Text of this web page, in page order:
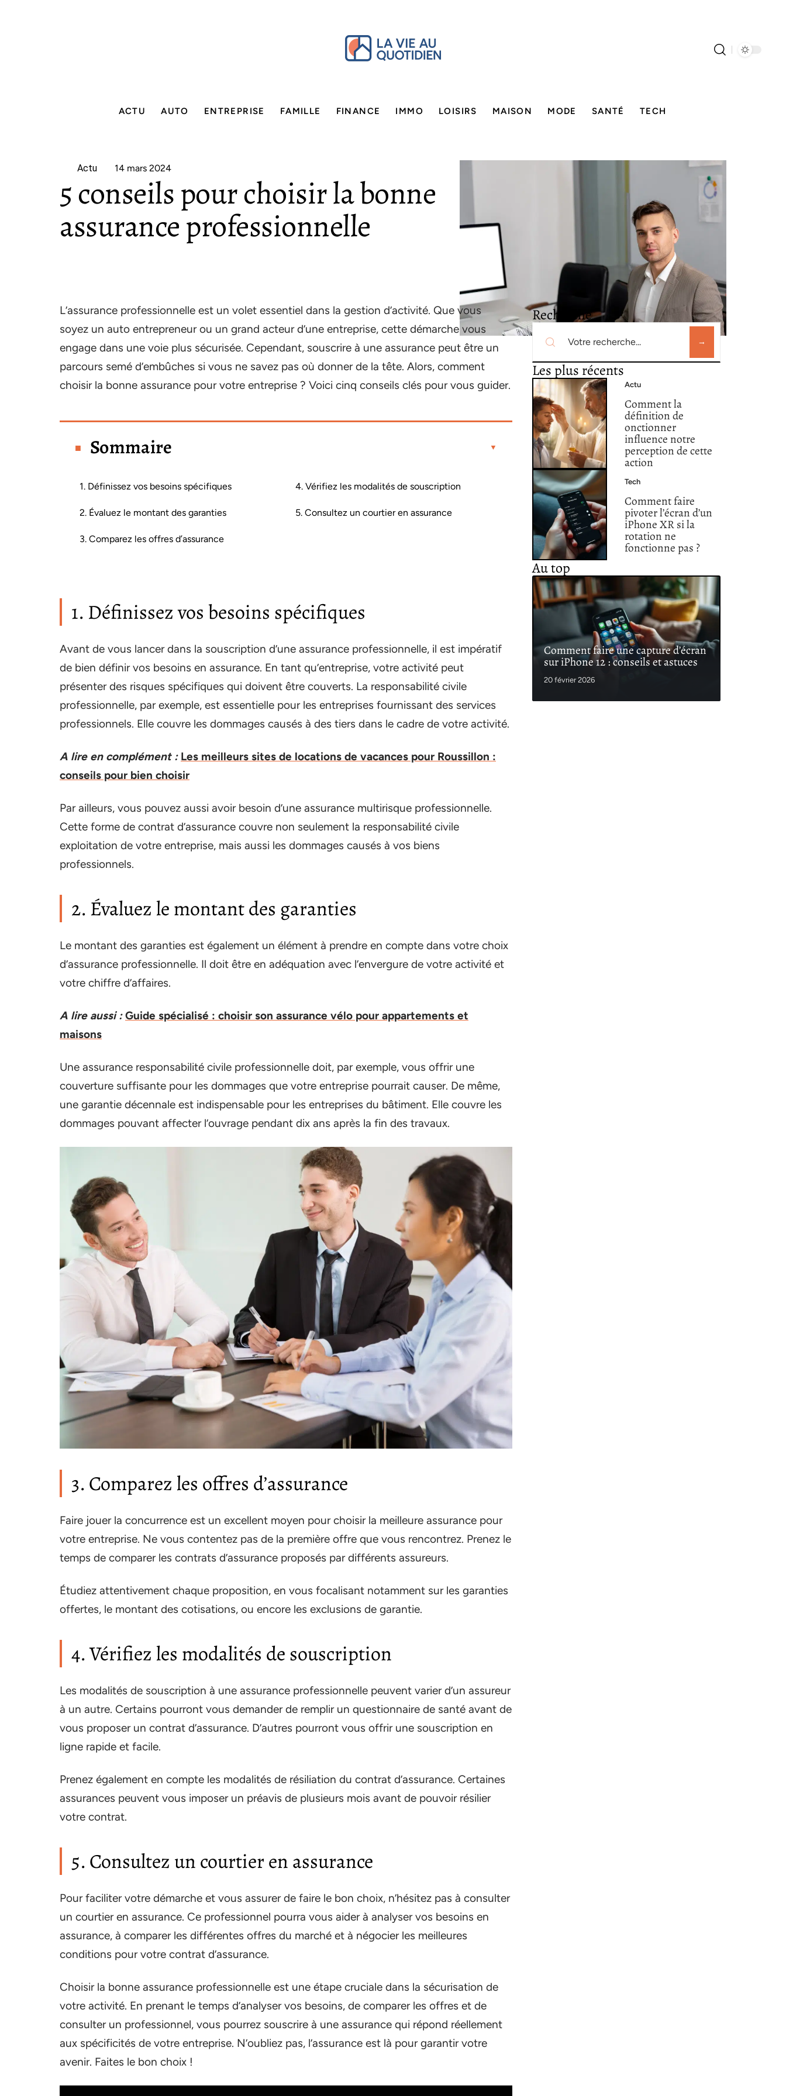
ACTU AUTO ENTREPRISE FAMILLE FINANCE IMMO LOISIRS MAISON MODE SANTÉ TECH
Actu 14 mars 2024
5 conseils pour choisir la bonne
assurance professionnelle
L’assurance professionnelle est un volet essentiel dans la gestion d’activité. Que vous
soyez un auto entrepreneur ou un grand acteur d’une entreprise, cette démarche vous
engage dans une voie plus sécurisée. Cependant, souscrire à une assurance peut être un
parcours semé d’embûches si vous ne savez pas où donner de la tête. Alors, comment
choisir la bonne assurance pour votre entreprise ? Voici cinq conseils clés pour vous guider.
Sommaire
1. Définissez vos besoins spécifiques
2. Évaluez le montant des garanties
3. Comparez les offres d’assurance
4. Vérifiez les modalités de souscription
5. Consultez un courtier en assurance
1. Définissez vos besoins spécifiques
Avant de vous lancer dans la souscription d’une assurance professionnelle, il est impératif
de bien définir vos besoins en assurance. En tant qu’entreprise, votre activité peut
présenter des risques spécifiques qui doivent être couverts. La responsabilité civile
professionnelle, par exemple, est essentielle pour les entreprises fournissant des services
professionnels. Elle couvre les dommages causés à des tiers dans le cadre de votre activité.
A lire en complément : Les meilleurs sites de locations de vacances pour Roussillon :
conseils pour bien choisir
Par ailleurs, vous pouvez aussi avoir besoin d’une assurance multirisque professionnelle.
Cette forme de contrat d’assurance couvre non seulement la responsabilité civile
exploitation de votre entreprise, mais aussi les dommages causés à vos biens
professionnels.
2. Évaluez le montant des garanties
Le montant des garanties est également un élément à prendre en compte dans votre choix
d’assurance professionnelle. Il doit être en adéquation avec l’envergure de votre activité et
votre chiffre d’affaires.
A lire aussi : Guide spécialisé : choisir son assurance vélo pour appartements et
maisons
Une assurance responsabilité civile professionnelle doit, par exemple, vous offrir une
couverture suffisante pour les dommages que votre entreprise pourrait causer. De même,
une garantie décennale est indispensable pour les entreprises du bâtiment. Elle couvre les
dommages pouvant affecter l’ouvrage pendant dix ans après la fin des travaux.
3. Comparez les offres d’assurance
Faire jouer la concurrence est un excellent moyen pour choisir la meilleure assurance pour
votre entreprise. Ne vous contentez pas de la première offre que vous rencontrez. Prenez le
temps de comparer les contrats d’assurance proposés par différents assureurs.
Étudiez attentivement chaque proposition, en vous focalisant notamment sur les garanties
offertes, le montant des cotisations, ou encore les exclusions de garantie.
4. Vérifiez les modalités de souscription
Les modalités de souscription à une assurance professionnelle peuvent varier d’un assureur
à un autre. Certains pourront vous demander de remplir un questionnaire de santé avant de
vous proposer un contrat d’assurance. D’autres pourront vous offrir une souscription en
ligne rapide et facile.
Prenez également en compte les modalités de résiliation du contrat d’assurance. Certaines
assurances peuvent vous imposer un préavis de plusieurs mois avant de pouvoir résilier
votre contrat.
5. Consultez un courtier en assurance
Pour faciliter votre démarche et vous assurer de faire le bon choix, n’hésitez pas à consulter
un courtier en assurance. Ce professionnel pourra vous aider à analyser vos besoins en
assurance, à comparer les différentes offres du marché et à négocier les meilleures
conditions pour votre contrat d’assurance.
Choisir la bonne assurance professionnelle est une étape cruciale dans la sécurisation de
votre activité. En prenant le temps d’analyser vos besoins, de comparer les offres et de
consulter un professionnel, vous pourrez souscrire à une assurance qui répond réellement
aux spécificités de votre entreprise. N’oubliez pas, l’assurance est là pour garantir votre
avenir. Faites le bon choix !
Recherche
Les plus récents
Actu
Comment la
définition de
onctionner
influence notre
perception de cette
action
Tech
Comment faire
pivoter l’écran d’un
iPhone XR si la
rotation ne
fonctionne pas ?
Au top
Comment faire une capture d’écran
sur iPhone 12 : conseils et astuces
20 février 2026